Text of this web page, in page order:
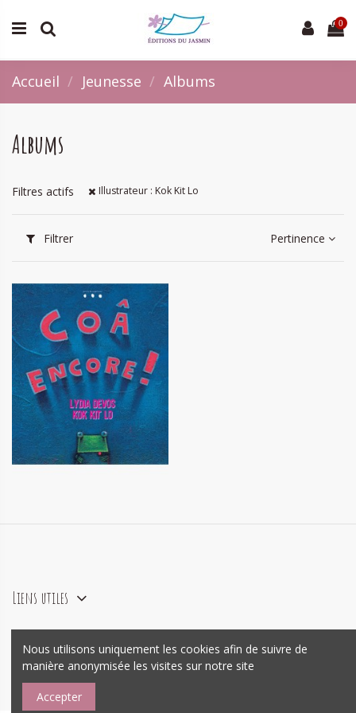
0
Accueil Jeunesse Albums
Albums
Filtres actifs Illustrateur : Kok Kit Lo
Filtrer Pertinence
Côa encore !
11,50 €
Liens utiles
agence e-commerce PrestashopMywebo
Nous utilisons uniquement les cookies afin de suivre de
manière anonymisée les visites sur notre site
Accepter